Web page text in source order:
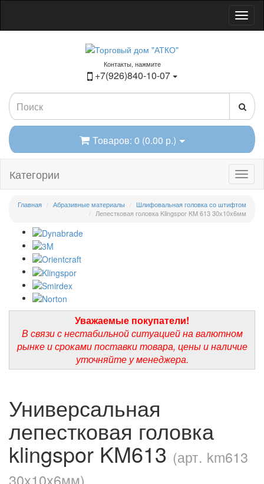
Контакты, нажмите
+7(926)840-10-07
Товаров: 0 (0.00 р.)
Категории
Главная Абразивные материалы
Шлифовальная головка со штифтом
Лепестковая головка Klingspor KM 613 30х10х6мм
Уважаемые покупатели!
В связи с нестабильной ситуацией на валютном
рынке и сроками поставки товара, цены и наличие
уточняйте у менеджера.
Универсальная
лепестковая головка
klingspor KM613 (арт. km613